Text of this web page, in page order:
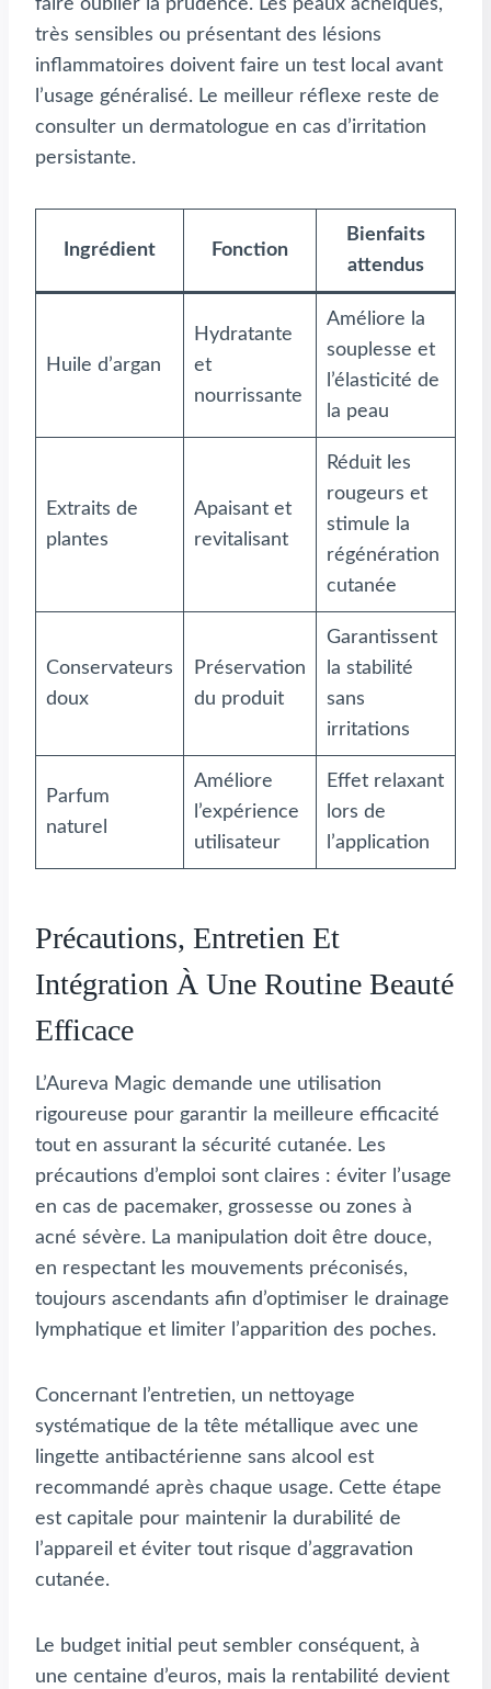
faire oublier la prudence. Les peaux acnéiques,
très sensibles ou présentant des lésions
inflammatoires doivent faire un test local avant
l’usage généralisé. Le meilleur réflexe reste de
consulter un dermatologue en cas d’irritation
persistante.
Ingrédient Fonction
Bienfaits
attendus
Huile d’argan
Hydratante
et
nourrissante
Améliore la
souplesse et
l’élasticité de
la peau
Extraits de
plantes
Apaisant et
revitalisant
Réduit les
rougeurs et
stimule la
régénération
cutanée
Conservateurs
doux
Préservation
du produit
Garantissent
la stabilité
sans
irritations
Parfum
naturel
Améliore
l’expérience
utilisateur
Effet relaxant
lors de
l’application
Précautions, Entretien Et
Intégration À Une Routine Beauté
Efficace
L’Aureva Magic demande une utilisation
rigoureuse pour garantir la meilleure efficacité
tout en assurant la sécurité cutanée. Les
précautions d’emploi sont claires : éviter l’usage
en cas de pacemaker, grossesse ou zones à
acné sévère. La manipulation doit être douce,
en respectant les mouvements préconisés,
toujours ascendants afin d’optimiser le drainage
lymphatique et limiter l’apparition des poches.
Concernant l’entretien, un nettoyage
systématique de la tête métallique avec une
lingette antibactérienne sans alcool est
recommandé après chaque usage. Cette étape
est capitale pour maintenir la durabilité de
l’appareil et éviter tout risque d’aggravation
cutanée.
Le budget initial peut sembler conséquent, à
une centaine d’euros, mais la rentabilité devient